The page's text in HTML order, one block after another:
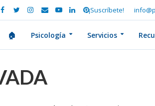
¡Suscríbete!
🏠 Psicología Servicios